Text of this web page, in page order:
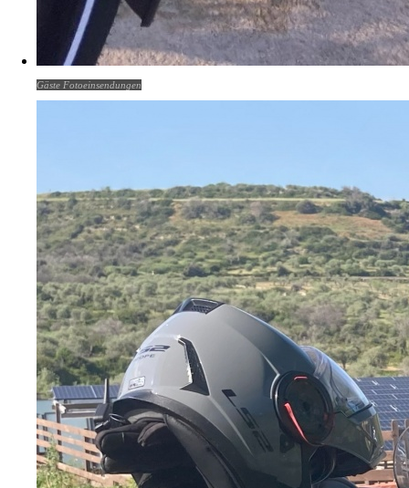
Gäste Fotoeinsendungen